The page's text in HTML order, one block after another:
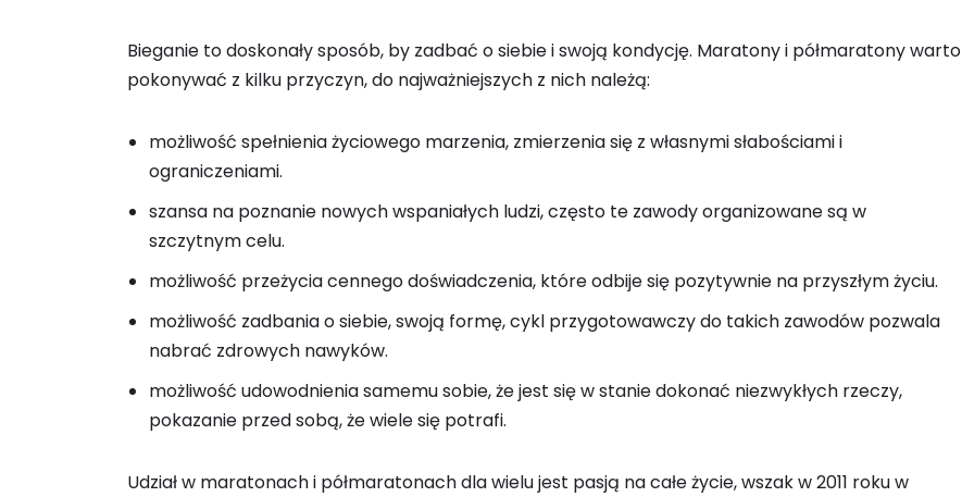
Bieganie to doskonały sposób, by zadbać o siebie i swoją kondycję. Maratony i półmaratony warto
pokonywać z kilku przyczyn, do najważniejszych z nich należą:
możliwość spełnienia życiowego marzenia, zmierzenia się z własnymi słabościami i
ograniczeniami.
szansa na poznanie nowych wspaniałych ludzi, często te zawody organizowane są w
szczytnym celu.
możliwość przeżycia cennego doświadczenia, które odbije się pozytywnie na przyszłym życiu.
możliwość zadbania o siebie, swoją formę, cykl przygotowawczy do takich zawodów pozwala
nabrać zdrowych nawyków.
możliwość udowodnienia samemu sobie, że jest się w stanie dokonać niezwykłych rzeczy,
pokazanie przed sobą, że wiele się potrafi.
Udział w maratonach i półmaratonach dla wielu jest pasją na całe życie, wszak w 2011 roku w